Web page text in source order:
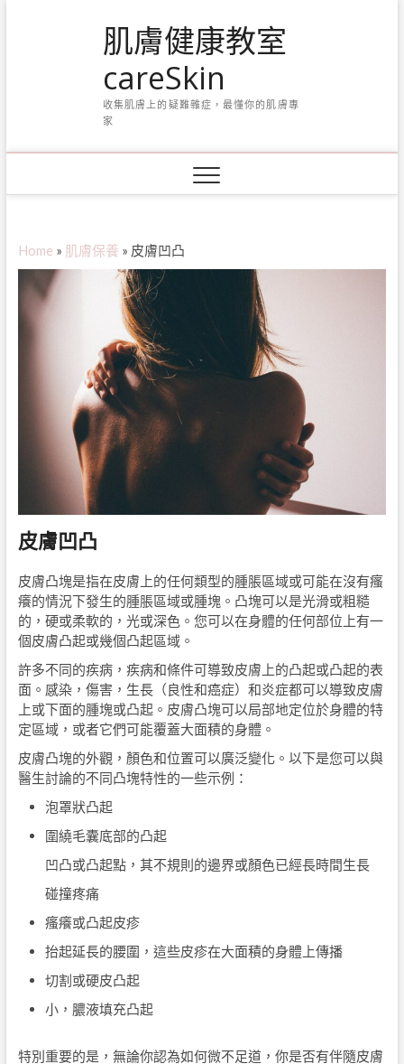
肌膚健康教室
careSkin
收集肌膚上的疑難雜症，最懂你的肌膚專
家
Home » 肌膚保養 » 皮膚凹凸
皮膚凹凸
皮膚凸塊是指在皮膚上的任何類型的腫脹區域或可能在沒有瘙
癢的情況下發生的腫脹區域或腫塊。凸塊可以是光滑或粗糙
的，硬或柔軟的，光或深色。您可以在身體的任何部位上有一
個皮膚凸起或幾個凸起區域。
許多不同的疾病，疾病和條件可導致皮膚上的凸起或凸起的表
面。感染，傷害，生長（良性和癌症）和炎症都可以導致皮膚
上或下面的腫塊或凸起。皮膚凸塊可以局部地定位於身體的特
定區域，或者它們可能覆蓋大面積的身體。
皮膚凸塊的外觀，顏色和位置可以廣泛變化。以下是您可以與
醫生討論的不同凸塊特性的一些示例：
泡罩狀凸起
圍繞毛囊底部的凸起
凹凸或凸起點，其不規則的邊界或顏色已經長時間生長
碰撞疼痛
瘙癢或凸起皮疹
抬起延長的腰圍，這些皮疹在大面積的身體上傳播
切割或硬皮凸起
小，膿液填充凸起
特別重要的是，無論你認為如何微不足道，你是否有伴隨皮膚